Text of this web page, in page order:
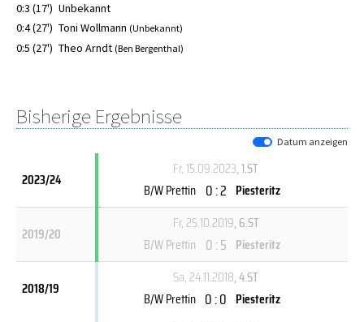
0:3 (17') Unbekannt
0:4 (27') Toni Wollmann (Unbekannt)
0:5 (27') Theo Arndt (Ben Bergenthal)
Bisherige Ergebnisse
Datum anzeigen
2023/24
Fr, 15.09.2023, 1.ST
B/W Prettin 0 : 2 Piesteritz
2019/20
Fr, 25.10.2019, 6.ST
B/W Prettin 0 : 5 Piesteritz
2018/19
Sa, 24.11.2018, 4.ST
B/W Prettin 0 : 0 Piesteritz